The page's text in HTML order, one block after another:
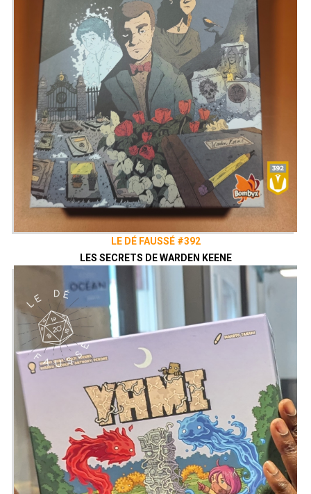
LE DÉ FAUSSÉ #392
LES SECRETS DE WARDEN KEENE